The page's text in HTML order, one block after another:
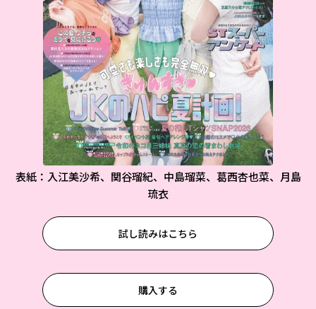
表紙：入江美沙希、関谷瑠紀、中島瑠菜、葛西杏也菜、月島
琉衣
試し読みはこちら
購入する